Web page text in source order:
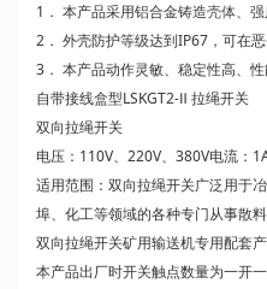
1． 本产品采用铝合金铸造壳体、强
2． 外壳防护等级达到IP67，可在恶
3． 本产品动作灵敏、稳定性高、性
自带接线盒型LSKGT2-Ⅱ 拉绳开关
双向拉绳开关
电压：110V、220V、380V电流：
适用范围：双向拉绳开关广泛用于
埠、化工等领域的各种专门从事散
双向拉绳开关矿用输送机专用配套
本产品出厂时开关触点数量为一开